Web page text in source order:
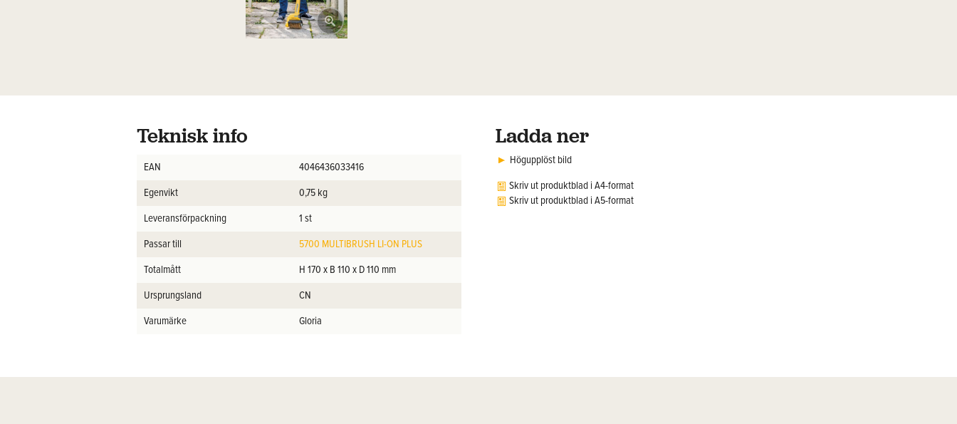
Teknisk info
EAN
4046436033416
Egenvikt
0,75 kg
Leveransförpackning
1 st
Passar till
5700 MULTIBRUSH LI-ON PLUS
Totalmått
H 170 x B 110 x D 110 mm
Ursprungsland
CN
Varumärke
Gloria
Ladda ner
Högupplöst bild
Skriv ut produktblad i A4-format
Skriv ut produktblad i A5-format